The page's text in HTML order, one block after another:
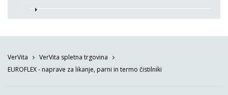
VerVita
VerVita spletna trgovina
EUROFLEX - naprave za likanje, parni in termo čistilniki